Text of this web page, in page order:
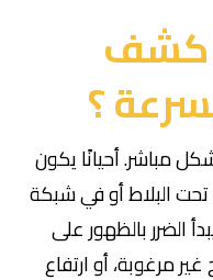
كشف
؟
مباشر. أحيانًا يكون
تحت البلاط أو في شبكة
الضرر بالظهور على
مرغوبة، أو ارتفاع